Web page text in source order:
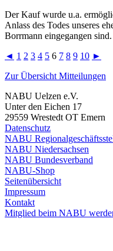
Der Kauf wurde u.a.
Anlass des Todes unseres
Borrmann eingegangen sind.
◄ 1 2 3 4 5 6 7 8 9 10 ►
Zur Übersicht Mitteilungen
NABU Uelzen e.V.
Unter den Eichen 17
29559 Wrestedt OT Emern
Datenschutz
NABU
NABU Niedersachsen
NABU Bundesverband
NABU-Shop
Seitenübersicht
Impressum
Kontakt
Mitglied beim NABU